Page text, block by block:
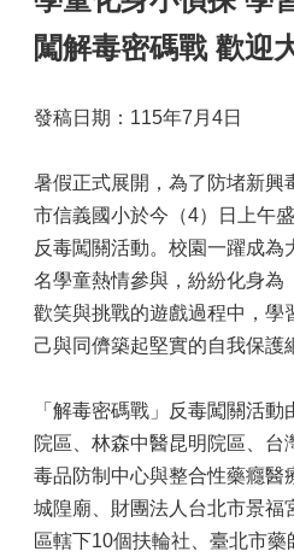
闖解毒密碼戰 歡迎
發稿日期：115年7月4日
暑假正式展開，為了防堵新興
市信義國小於今（4）日上午
反毒闖關活動。校園一躍成為
名學童熱情參與，紛紛化身為
歡笑與挑戰的遊戲過程中，學
己與同儕築起堅實的自我保護
「解毒密碼戰」反毒闖關活
院區、林森中醫昆明院區、台
毒品防制中心與整合性藥癮醫
城隍廟、財團法人台北市景福
區轄下10個扶輪社、臺北市